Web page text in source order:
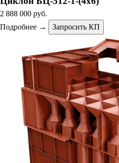
2 888 000 руб.
Подробнее →
Запросить КП